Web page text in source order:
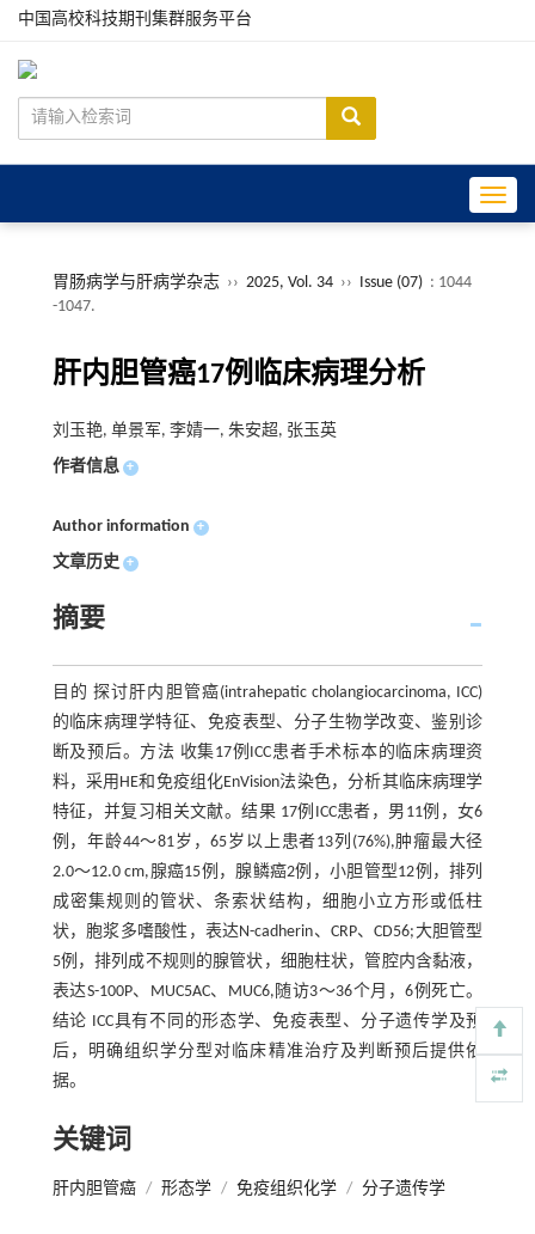
中国高校科技期刊集群服务平台
胃肠病学与肝病学杂志 ›› 2025, Vol. 34 ›› Issue (07) : 1044
-1047.
肝内胆管癌17例临床病理分析
刘玉艳, 单景军, 李婧一, 朱安超, 张玉英
作者信息 +
Author information +
文章历史 +
摘要
目的 探讨肝内胆管癌(intrahepatic cholangiocarcinoma, ICC)
的临床病理学特征、免疫表型、分子生物学改变、鉴别诊
断及预后。方法 收集17例ICC患者手术标本的临床病理资
料，采用HE和免疫组化EnVision法染色，分析其临床病理学
特征，并复习相关文献。结果 17例ICC患者，男11例，女6
例，年龄44～81岁，65岁以上患者13列(76%),肿瘤最大径
2.0～12.0 cm,腺癌15例，腺鳞癌2例，小胆管型12例，排列
成密集规则的管状、条索状结构，细胞小立方形或低柱
状，胞浆多嗜酸性，表达N-cadherin、CRP、CD56;大胆管型
5例，排列成不规则的腺管状，细胞柱状，管腔内含黏液，
表达S-100P、MUC5AC、MUC6,随访3～36个月，6例死亡。
结论 ICC具有不同的形态学、免疫表型、分子遗传学及预
后，明确组织学分型对临床精准治疗及判断预后提供依
据。
关键词
肝内胆管癌 / 形态学 / 免疫组织化学 / 分子遗传学